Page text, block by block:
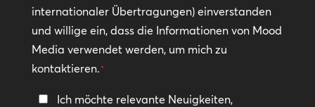
internationaler Übertragungen) einverstanden
und willige ein, dass die Informationen von Mood
Media verwendet werden, um mich zu
kontaktieren.*
In
Ich möchte relevante Neuigkeiten,